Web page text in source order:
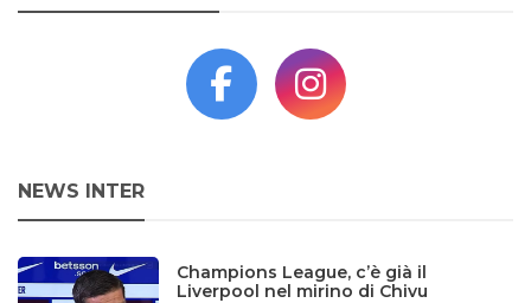
NEWS INTER
Champions League, c’è già il
Liverpool nel mirino di Chivu